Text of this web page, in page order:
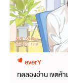
everY
ทดลองอ่าน เขตห้